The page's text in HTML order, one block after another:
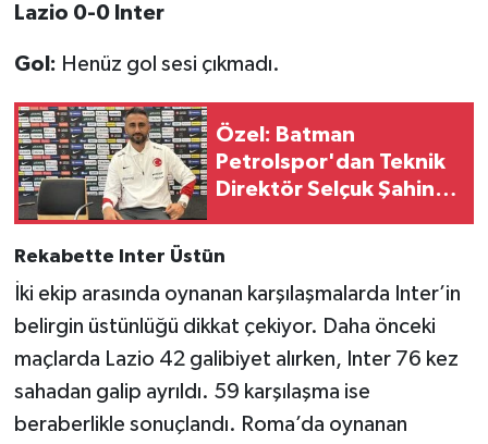
Lazio 0-0 Inter
Gol: Henüz gol sesi çıkmadı.
Özel: Batman
Petrolspor'dan Teknik
Direktör Selçuk Şahin’e
Rekabette Inter Üstün
İki ekip arasında oynanan karşılaşmalarda Inter’in
belirgin üstünlüğü dikkat çekiyor. Daha önceki
maçlarda Lazio 42 galibiyet alırken, Inter 76 kez
sahadan galip ayrıldı. 59 karşılaşma ise
beraberlikle sonuçlandı. Roma’da oynanan
Atletizm
Hentbol
At Yarışı
Bisiklet
Boks
Güreş